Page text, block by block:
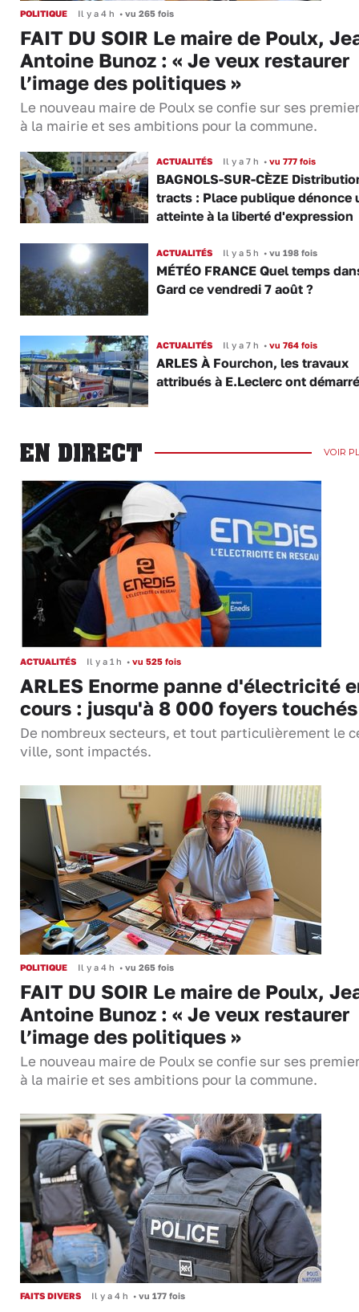
POLITIQUE Il y a 4 h • vu 265 fois
FAIT DU SOIR Le maire de Poulx,
Antoine Bunoz : « Je veux restaurer
l’image des politiques »
Le nouveau maire de Poulx se confie sur ses
à la mairie et ses ambitions pour la commune.
ACTUALITÉS Il y a 7 h •vu 777 fois
BAGNOLS-SUR-CÈZE
tracts : Place publique dénonce
atteinte à la liberté d'expression
ACTUALITÉS Il y a 5 h •vu 198 fois
MÉTÉO FRANCE Quel temps
Gard ce vendredi 7 août ?
ACTUALITÉS Il y a 7 h •vu 764 fois
ARLES À Fourchon, les travaux
attribués à E.Leclerc ont démarré
EN DIRECT VOIR
ACTUALITÉS Il y a 1 h • vu 525 fois
ARLES Enorme panne d'électricité
cours : jusqu'à 8 000 foyers touchés
De nombreux secteurs, et tout particulièrement le
ville, sont impactés.
POLITIQUE Il y a 4 h • vu 265 fois
FAIT DU SOIR Le maire de Poulx,
Antoine Bunoz : « Je veux restaurer
l’image des politiques »
Le nouveau maire de Poulx se confie sur ses
à la mairie et ses ambitions pour la commune.
FAITS DIVERS Il y a 4 h • vu 177 fois